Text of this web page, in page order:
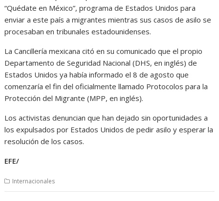
“Quédate en México”, programa de Estados Unidos para
enviar a este país a migrantes mientras sus casos de asilo se
procesaban en tribunales estadounidenses.
La Cancillería mexicana citó en su comunicado que el propio
Departamento de Seguridad Nacional (DHS, en inglés) de
Estados Unidos ya había informado el 8 de agosto que
comenzaría el fin del oficialmente llamado Protocolos para la
Protección del Migrante (MPP, en inglés).
Los activistas denuncian que han dejado sin oportunidades a
los expulsados por Estados Unidos de pedir asilo y esperar la
resolución de los casos.
EFE/
Internacionales